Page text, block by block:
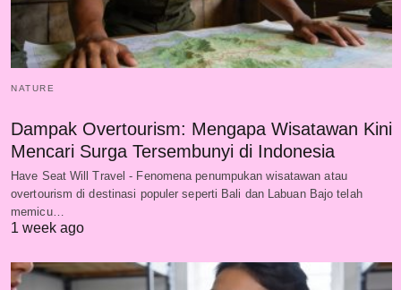
NATURE
Dampak Overtourism: Mengapa Wisatawan Kini
Mencari Surga Tersembunyi di Indonesia
Have Seat Will Travel - Fenomena penumpukan wisatawan atau
overtourism di destinasi populer seperti Bali dan Labuan Bajo telah
memicu…
1 week ago